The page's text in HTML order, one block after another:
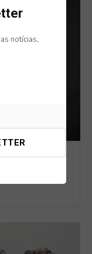
CÃES E
notícias,